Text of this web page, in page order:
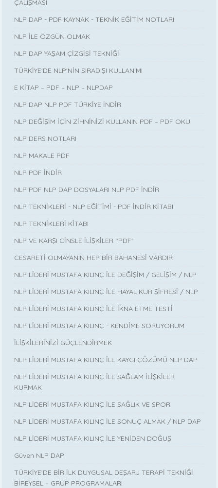
ÇALIŞMASI
NLP DAP - PDF KAYNAK - TEKNİK EĞİTİM NOTLARI
NLP İLE ÖZGÜN OLMAK
NLP DAP YAŞAM ÇİZGİSİ TEKNİĞİ
TÜRKİYE'DE NLP'NİN SIRADIŞI KULLANIMI
E KİTAP – PDF – NLP – NLPDAP
NLP DAP NLP PDF TÜRKİYE İNDİR
NLP DEĞİŞİM İÇİN ZİHNİNİZİ KULLANIN PDF – PDF OKU
NLP DERS NOTLARI
NLP MAKALE PDF
NLP PDF İNDİR
NLP PDF NLP DAP DOSYALARI NLP PDF İNDİR
NLP TEKNİKLERİ - NLP EĞİTİMİ - PDF İNDİR KİTABI
NLP TEKNİKLERİ KİTABI
NLP VE KARŞI CİNSLE İLİŞKİLER “PDF”
CESARETİ OLMAYANIN HEP BİR BAHANESİ VARDIR
NLP LİDERİ MUSTAFA KILINÇ İLE DEĞİŞİM / GELİŞİM / NLP
NLP LİDERİ MUSTAFA KILINÇ İLE HAYAL KUR ŞİFRESİ / NLP
NLP LİDERİ MUSTAFA KILINÇ İLE İKNA ETME TESTİ
NLP LİDERİ MUSTAFA KILINÇ - KENDİME SORUYORUM
İLİŞKİLERİNİZİ GÜÇLENDİRMEK
NLP LİDERİ MUSTAFA KILINÇ İLE KAYGI ÇÖZÜMÜ NLP DAP
NLP LİDERİ MUSTAFA KILINÇ İLE SAĞLAM İLİŞKİLER
KURMAK
NLP LİDERİ MUSTAFA KILINÇ İLE SAĞLIK VE SPOR
NLP LİDERİ MUSTAFA KILINÇ İLE SONUÇ ALMAK / NLP DAP
NLP LİDERİ MUSTAFA KILINÇ İLE YENİDEN DOĞUŞ
Güven NLP DAP
TÜRKİYE’DE BİR İLK DUYGUSAL DEŞARJ TERAPİ TEKNİĞİ
BİREYSEL – GRUP PROGRAMALARI